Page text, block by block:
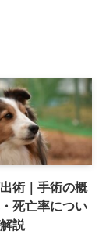
術｜手術の概
死亡率につい
説